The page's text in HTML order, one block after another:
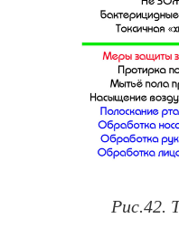
Рис.42.